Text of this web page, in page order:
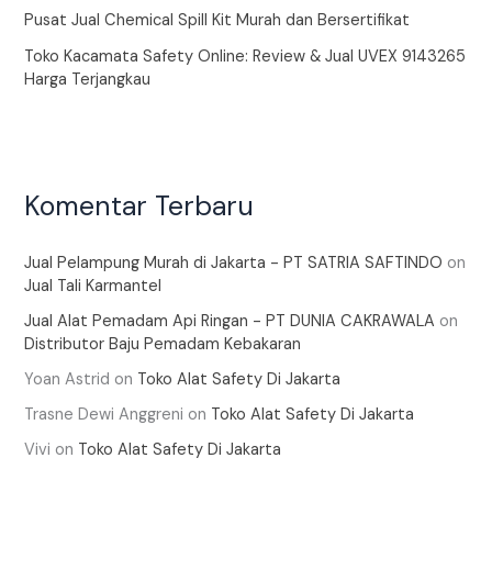
Pusat Jual Chemical Spill Kit Murah dan Bersertifikat
Toko Kacamata Safety Online: Review & Jual UVEX 9143265
Harga Terjangkau
Komentar Terbaru
Jual Pelampung Murah di Jakarta - PT SATRIA SAFTINDO on
Jual Tali Karmantel
Jual Alat Pemadam Api Ringan - PT DUNIA CAKRAWALA on
Distributor Baju Pemadam Kebakaran
Yoan Astrid on Toko Alat Safety Di Jakarta
Trasne Dewi Anggreni on Toko Alat Safety Di Jakarta
Vivi on Toko Alat Safety Di Jakarta